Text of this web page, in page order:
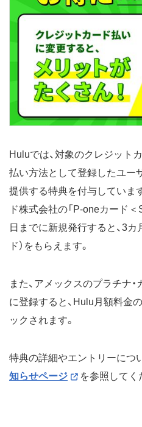
Huluでは、対象のクレジット
払い方法として登録したユー
提供する特典を付与していま
ド株式会社の「P-oneカード
日までに新規発行すると、3カ
ド）をもらえます。
また、アメックスのプラチナ
に登録すると、Hulu月額料金
ックされます。
特典の詳細やエントリーにつ
知らせページ
を参照してく